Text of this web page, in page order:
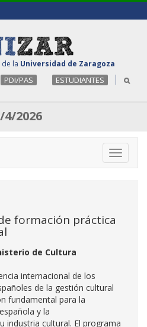
la Universidad de Zaragoza
PDI/PAS ESTUDIANTES
4/2026
Toggle
formación práctica
de Cultura
internacional de los
de la gestión cultural
fundamental para la
y la
industria cultural. El programa